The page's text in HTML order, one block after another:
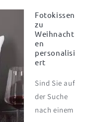
Fotokissen
zu
Weihnacht
en
personalisi
ert
Sind Sie auf
der Suche
nach einem